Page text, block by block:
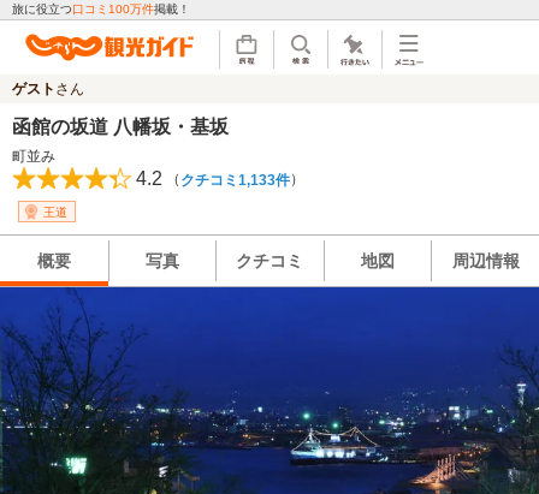
旅に役立つ口コミ100万件掲載！
ゲスト さん
函館の坂道 八幡坂・基坂
町並み
4.2 （ クチコミ1,133件）
王道
概要 写真 クチコミ 地図 周辺情報